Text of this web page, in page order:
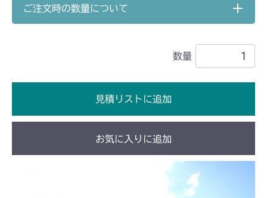
ご注文時の数量について
数量
見積リストに追加
お気に入りに追加